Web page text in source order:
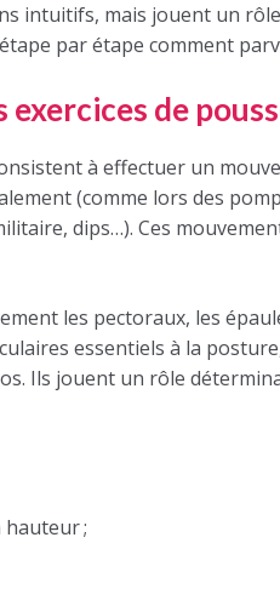
intuitifs, mais jouent un
par étape comment
de
à effectuer un
(comme lors des
dips…). Ces
les pectoraux, les
essentiels à la
Ils jouent un rôle
;